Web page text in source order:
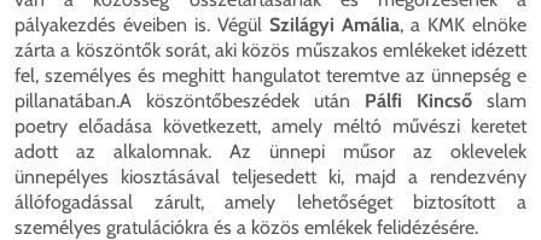
pályakezdés éveiben is. Végül Szilágyi Amália, a KMK elnöke
zárta a köszöntők sorát, aki közös műszakos emlékeket idézett
fel, személyes és meghitt hangulatot teremtve az ünnepség e
pillanatában.A köszöntőbeszédek után Pálfi Kincső slam
poetry előadása következett, amely méltó művészi keretet
adott az alkalomnak. Az ünnepi műsor az oklevelek
ünnepélyes kiosztásával teljesedett ki, majd a rendezvény
állófogadással zárult, amely lehetőséget biztosított a
személyes gratulációkra és a közös emlékek felidézésére.